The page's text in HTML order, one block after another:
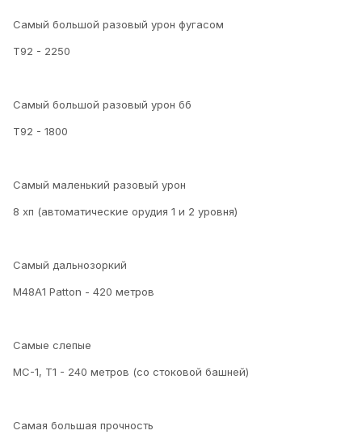
Самый большой разовый урон фугасом
Т92 - 2250
Самый большой разовый урон бб
Т92 - 1800
Самый маленький разовый урон
8 хп (автоматические орудия 1 и 2 уровня)
Самый дальнозоркий
M48A1 Patton - 420 метров
Самые слепые
МС-1, Т1 - 240 метров (со стоковой башней)
Самая большая прочность